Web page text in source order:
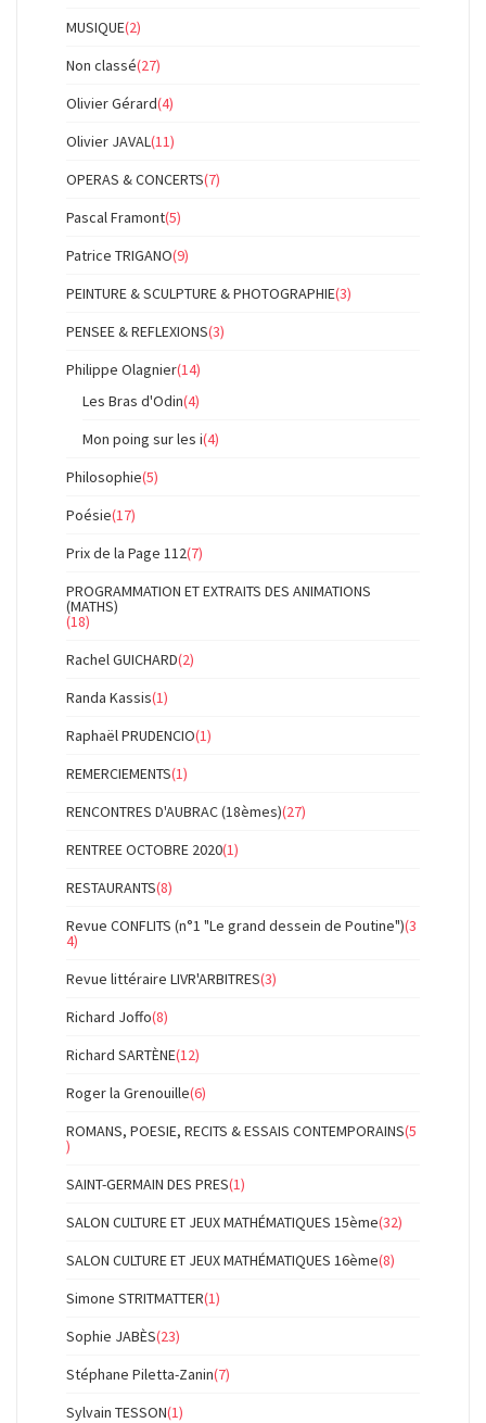
MUSIQUE(2)
Non classé(27)
Olivier Gérard(4)
Olivier JAVAL(11)
OPERAS & CONCERTS(7)
Pascal Framont(5)
Patrice TRIGANO(9)
PEINTURE & SCULPTURE & PHOTOGRAPHIE(3)
PENSEE & REFLEXIONS(3)
Philippe Olagnier(14)
Les Bras d'Odin(4)
Mon poing sur les i(4)
Philosophie(5)
Poésie(17)
Prix de la Page 112(7)
PROGRAMMATION ET EXTRAITS DES ANIMATIONS
(MATHS)
(18)
Rachel GUICHARD(2)
Randa Kassis(1)
Raphaël PRUDENCIO(1)
REMERCIEMENTS(1)
RENCONTRES D'AUBRAC (18èmes)(27)
RENTREE OCTOBRE 2020(1)
RESTAURANTS(8)
Revue CONFLITS (n°1 "Le grand dessein de Poutine")(3
4)
Revue littéraire LIVR'ARBITRES(3)
Richard Joffo(8)
Richard SARTÈNE(12)
Roger la Grenouille(6)
ROMANS, POESIE, RECITS & ESSAIS CONTEMPORAINS(5
)
SAINT-GERMAIN DES PRES(1)
SALON CULTURE ET JEUX MATHÉMATIQUES 15ème(32)
SALON CULTURE ET JEUX MATHÉMATIQUES 16ème(8)
Simone STRITMATTER(1)
Sophie JABÈS(23)
Stéphane Piletta-Zanin(7)
Sylvain TESSON(1)